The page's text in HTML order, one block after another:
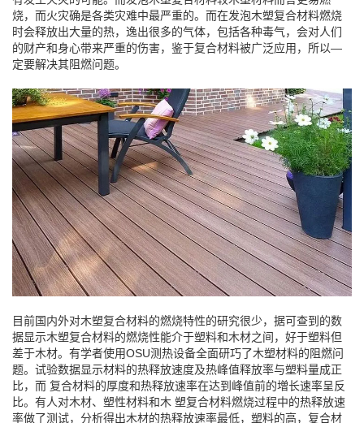
烧，而火灾确是各类灾难中最严重的。而在发泡木塑复合材料燃烧
时会释放出大量的热，逸出很多的气体，包括各种毒气，会对人们
的财产和身心带来严重的伤害，鉴于复合材料被广泛应用，所以—
定要解决其阻燃问题。
目前国内外对木塑复合材料的燃烧特性的研究很少，据可查到的数
据显示木塑复合材料的燃烧性能介于塑料和木材之间，好于塑料但
差于木材。有学者使用OSU测热设备全面研巧了木塑材料的阻燃问
题。试验数据显示材料的热释放速度及热峰值释放率与塑料量成正
比，而 复合材料的厚度和热释放速率在达到峰值前的増长速率呈反
比。有人对木材、塑性材料和木 塑复合材料燃烧过程中的热释放速
率做了测试，分析得出木材的热释放速率最低，塑料的高，复合材